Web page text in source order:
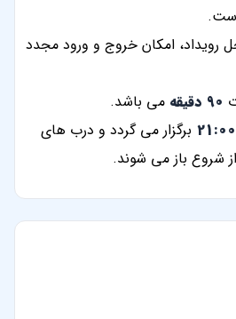
رویداد، امکان خروج و ورود مجدد
90 دقیقه
می باشد.
برگزار می گردد و درب های
شروع باز می شوند.